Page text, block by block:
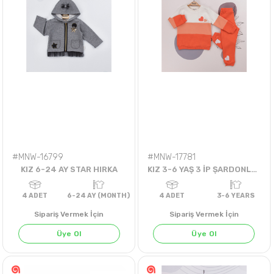
4ADET 6-24 AY (MONTH) 4ADET 6-24
#MNW-16799
KIZ 6-24 AY STAR HIRKA
Sipariş Vermek İçin
Üye Ol
#MNW-17781
KIZ 3-6 YAŞ 3 İP ŞARDONLU 2Lİ TK.
Sipariş Vermek İçin
Üye Ol